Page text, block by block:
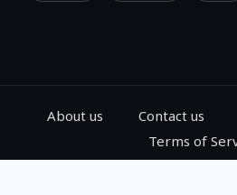
About us Contact us
Terms of